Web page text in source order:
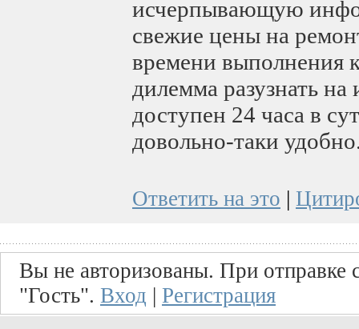
исчерпывающую
свежие цены на
времени выполнения
дилемма разузнать
доступен 24 часа в
довольно-таки
Ответить на это |
Вы не авторизованы. При отправке
"Гость". Вход | Регистрация